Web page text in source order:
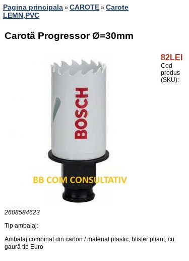
Pagina principala » CAROTE » Carote
LEMN,PVC
Carotă Progressor Ø=30mm
82LEI
Cod
produs
(SKU):
2608584623
Tip ambalaj:
Ambalaj combinat din carton / material plastic, blister pliant, cu
gaură tip Euro